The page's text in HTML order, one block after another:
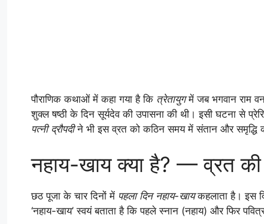
पौराणिक कथाओं में कहा गया है कि त्रेतायुगमें जब भगवान राम
शुक्ल षष्ठी के दिन सूर्यदेव की उपासना की थी। इसी घटना से
पत्नी द्रौपदीने भी इस व्रत को कठिन समय में संतान और समृद्धि
नहाय-खाय क्या है? — व्रत की
छठ पूजा के चार दिनों में पहला दिन नहाय-खायकहलाता है। इस
‘नहाय-खाय’ स्वयं बताता है कि पहले स्नान (नहाय) और फिर